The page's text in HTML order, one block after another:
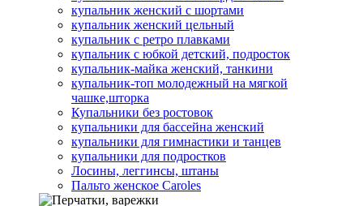
купальник женский с шортами
купальник женский цельный
купальник с ретро плавками
купальник с юбкой детский, подросток
купальник-майка женский, танкини
купальник-топ молодежный на мягкой
чашке,шторка
Купальники без ростовок
купальники для бассейна женский
купальники для гимнастики и танцев
купальники для подростков
Лосины, леггинсы, штаны
Пальто женское Caroles